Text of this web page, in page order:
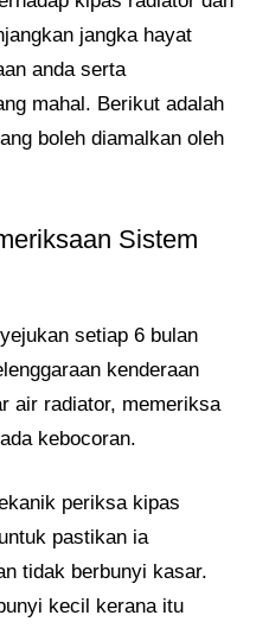
jangka hayat
anda serta
mahal. Berikut adalah
boleh diamalkan oleh
Sistem
setiap 6 bulan
kenderaan
air radiator, memeriksa
kebocoran.
periksa kipas
pastikan ia
tidak berbunyi kasar.
kecil kerana itu